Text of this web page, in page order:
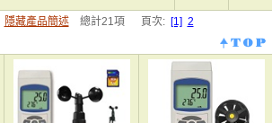
隱藏產品簡述總計21項 頁次: [1] 2